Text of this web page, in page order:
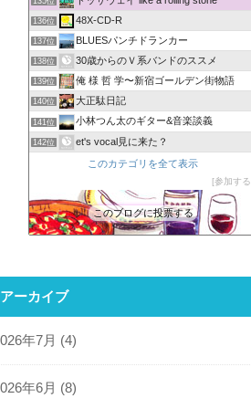
136位 48X-CD-R
137位 BLUESパンチドランカー
138位 30歳からのＶ系バンドのススメ
139位 俺 様 哲 学〜新宿ゴールデン街物語
140位 大正駄日記
141位 小林つん太のギター&音楽談義
142位 et's vocal見に来た？
このカテゴリを全て表示
参加する
このブログに投票する
アーカイブ
年7月 (4)
年6月 (8)